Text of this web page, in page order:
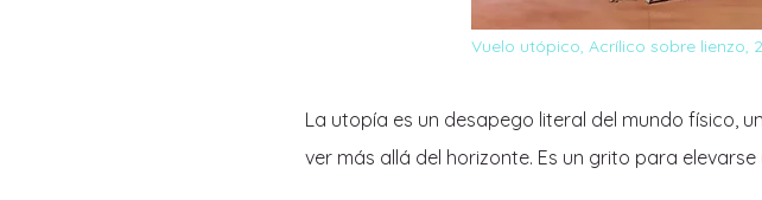
Vuelo utópico, Acrílico sobre lienzo,
La utopía es un desapego literal del mundo físico,
ver más allá del horizonte. Es un grito para